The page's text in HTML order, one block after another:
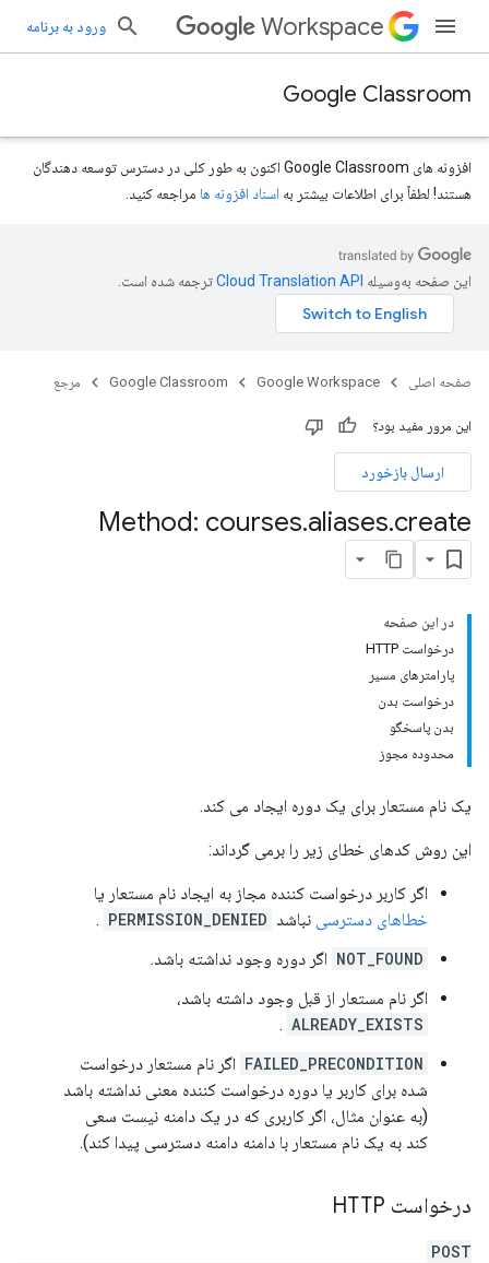
Workspace ورود به برنامه
Google Classroom
افزونه های Google Classroom اکنون به طور کلی در دسترس توسعه دهندگان
هستند! لطفاً برای اطلاعات بیشتر به اسناد افزونه ها مراجعه کنید.
این صفحه به‌وسیله ترجمه شده است.
صفحه اصلی Google Workspace
Google Classroom مرجع
این مرور مفید بود؟
ارسال بازخورد
Method: courses.aliases.create
در این صفحه
درخواست HTTP
پارامترهای مسیر
درخواست بدن
بدن پاسخگو
محدوده مجوز
یک نام مستعار برای یک دوره ایجاد می کند.
این روش کدهای خطای زیر را برمی گرداند:
اگر کاربر درخواست کننده مجاز به ایجاد نام مستعار یا
خطاهای دسترسی نباشد PERMISSION_DENIED
.
NOT_FOUND اگر دوره وجود نداشته باشد.
اگر نام مستعار از قبل وجود داشته باشد،
ALREADY_EXISTS
.
FAILED_PRECONDITION اگر نام مستعار درخواست
شده برای کاربر یا دوره درخواست کننده معنی نداشته باشد
(به عنوان مثال، اگر کاربری که در یک دامنه نیست سعی
کند به یک نام مستعار با دامنه دامنه دسترسی پیدا کند).
درخواست HTTP
POST